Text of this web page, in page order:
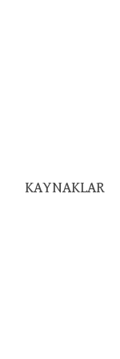
KAYNAKLAR